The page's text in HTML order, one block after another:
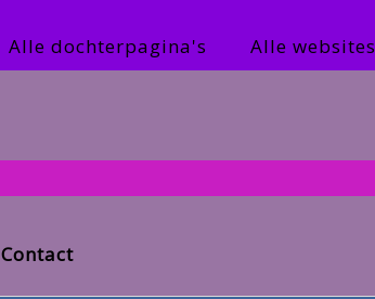
Alle dochterpagina's Alle websites
Contact